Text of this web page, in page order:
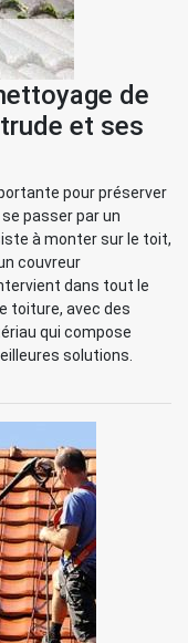
de
et ses
pour préserver
passer par un
à monter sur le toit,
couvreur
dans tout le
toiture, avec des
qui compose
solutions.